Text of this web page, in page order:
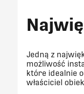
Jedną z
możliwość
które idealnie
właściciel